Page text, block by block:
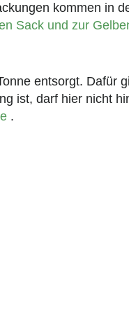
kommen in
Sack und zur
entsorgt. Dafür
ist, darf hier nicht
.